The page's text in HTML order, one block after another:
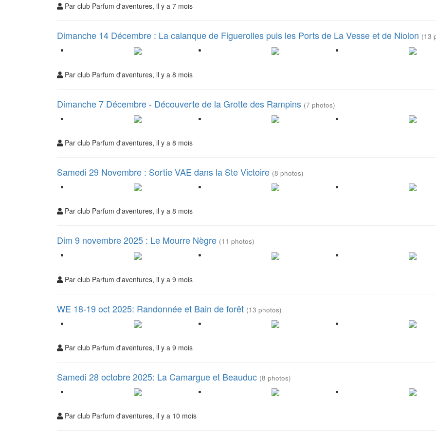
Par club Parfum d'aventures, il y a 7 mois
Dimanche 14 Décembre : La calanque de Figuerolles puis les Ports de La Vesse et de Niolon (13
Par club Parfum d'aventures, il y a 8 mois
Dimanche 7 Décembre - Découverte de la Grotte des Rampins (7 photos)
Par club Parfum d'aventures, il y a 8 mois
Samedi 29 Novembre : Sortie VAE dans la Ste Victoire (8 photos)
Par club Parfum d'aventures, il y a 8 mois
Dim 9 novembre 2025 : Le Mourre Nègre (11 photos)
Par club Parfum d'aventures, il y a 9 mois
WE 18-19 oct 2025: Randonnée et Bain de forêt (13 photos)
Par club Parfum d'aventures, il y a 9 mois
Samedi 28 octobre 2025: La Camargue et Beauduc (8 photos)
Par club Parfum d'aventures, il y a 10 mois